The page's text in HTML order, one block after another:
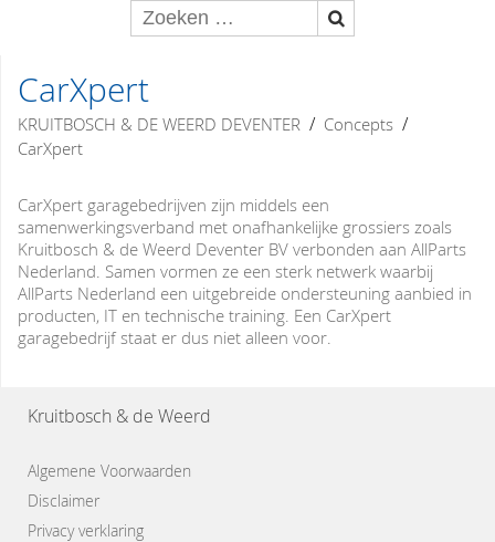
CarXpert
KRUITBOSCH & DE WEERD DEVENTER / Concepts /
CarXpert
CarXpert garagebedrijven zijn middels een
samenwerkingsverband met onafhankelijke grossiers zoals
Kruitbosch & de Weerd Deventer BV verbonden aan AllParts
Nederland. Samen vormen ze een sterk netwerk waarbij
AllParts Nederland een uitgebreide ondersteuning aanbied in
producten, IT en technische training. Een CarXpert
garagebedrijf staat er dus niet alleen voor.
Kruitbosch & de Weerd
Algemene Voorwaarden
Disclaimer
Privacy verklaring